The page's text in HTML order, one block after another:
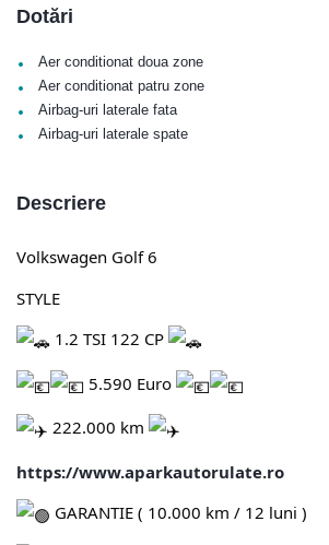
Dotări
• Aer conditionat doua zone
• Aer conditionat patru zone
• Airbag-uri laterale fata
• Airbag-uri laterale spate
Descriere
Volkswagen Golf 6
STYLE
1.2 TSI 122 CP
5.590 Euro
222.000 km
https://www.aparkautorulate.ro
GARANTIE ( 10.000 km / 12 luni )